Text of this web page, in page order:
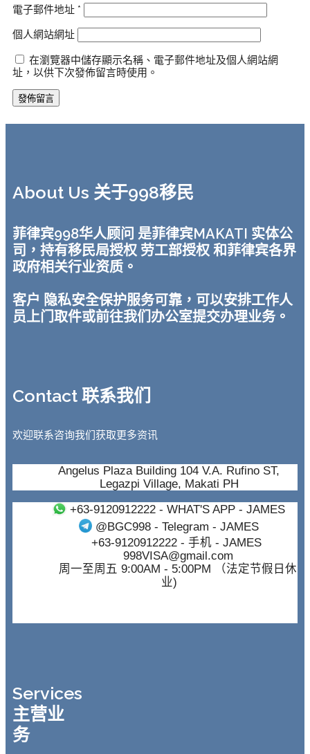
電子郵件地址 *
個人網站網址
在瀏覽器中儲存顯示名稱、電子郵件地址及個人網站網
址，以供下次發佈留言時使用。
About Us 关于998移民
菲律宾998华人顾问 是菲律宾MAKATI 实体公
司，持有移民局授权 劳工部授权 和菲律宾各界
政府相关行业资质。
客户 隐私安全保护服务可靠，可以安排工作人
员上门取件或前往我们办公室提交办理业务。
Contact 联系我们
欢迎联系咨询我们获取更多资讯
Angelus Plaza Building 104 V.A. Rufino ST,
Legazpi Village, Makati PH
+63-9120912222- WHAT'S APP - JAMES
@BGC998 - Telegram - JAMES
+63-9120912222- 手机 - JAMES
998VISA@gmail.com
周一至周五 9:00AM - 5:00PM （法定节假日休
业)
Services
主营业
务